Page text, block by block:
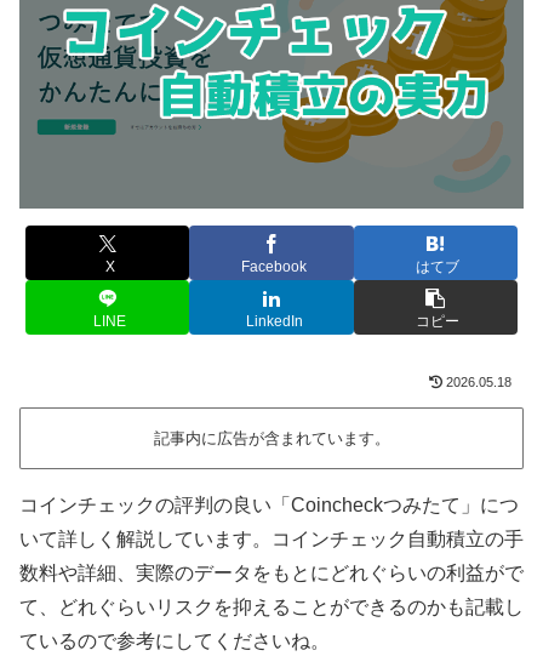
X Facebook はてブ
LINE LinkedIn コピー
2026.05.18
記事内に広告が含まれています。
コインチェックの評判の良い「Coincheckつみたて」につ
いて詳しく解説しています。コインチェック自動積立の手
数料や詳細、実際のデータをもとにどれぐらいの利益がで
て、どれぐらいリスクを抑えることができるのかも記載し
ているので参考にしてくださいね。